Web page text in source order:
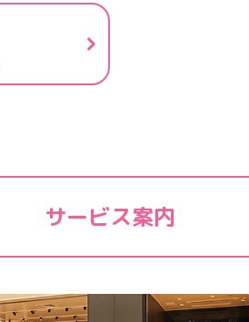
サービス案内